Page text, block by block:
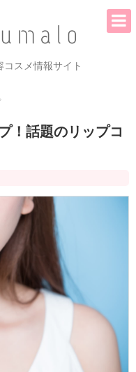
スメ情報サイト
！話題のリップコ